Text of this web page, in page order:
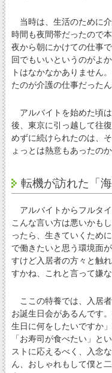
当時は、生活のために
時間も夜間帯だったので
夜から朝にかけての仕事
回でもいいというのがよ
トはなかなかありません
たのが介護の仕事だったん
アルバイトを始めた頃
後、東京に引っ越して往
めずに続けられたのは、
ょっとは熱意もあったのか
転機が訪れた「
アルバイトからフルタイ
こんな言い方は悪いかも
ったら、生きていくため
で働きたいと思う環境面
すけど入居者の方々と触
すかね、これと言って嫌
ここの特養では、入居
お誕生日会があるんです
生日に何をしたいですか
「お寿司が食べたい」と
ストに応えるべく、入念
ん、おしゃれもして僕と